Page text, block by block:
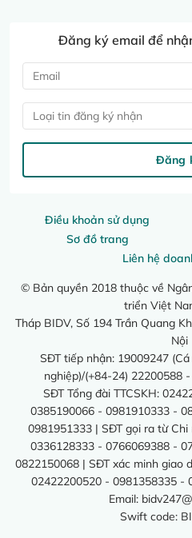
Điều khoản sử dụng
Sơ đồ trang
Liên hệ
© Bản quyền 2018 thuộc về
triển Việt
Tháp BIDV, Số 194 Trần Quang
Nội
SĐT tiếp nhận: 19009247
nghiệp)/(+84-24) 22200588
SĐT Tổng đài TTCSKH:
0385190066 - 0981910333 -
0981951333 | SĐT gọi ra từ
0336128333 - 0766069388 -
0822150068 | SĐT xác minh giao
02422200520 - 0981358335 -
Email:
Swift code:
Đăng ký email để
Loại tin đăng ký nhận
Đăng